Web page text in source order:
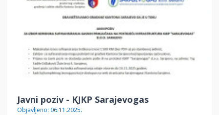
Javni poziv - KJKP Sarajevogas
Objavljeno: 06.11.2025.